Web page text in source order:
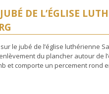
DE L’ÉGLISE
le jubé de l’église luthérienne
du plancher autour de
et comporte un percement rond